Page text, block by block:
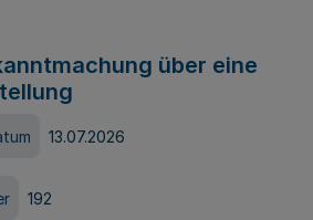
über eine
13.07.2026
192